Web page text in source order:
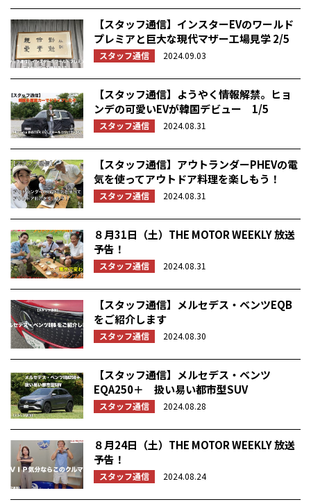
【スタッフ通信】インスターEVのワールド
プレミアと巨大な現代マザー工場見学 2/5
スタッフ通信 2024.09.03
【スタッフ通信】ようやく情報解禁。ヒョ
ンデの可愛いEVが韓国デビュー 1/5
スタッフ通信 2024.08.31
【スタッフ通信】アウトランダーPHEVの電
気を使ってアウトドア料理を楽しもう！
スタッフ通信 2024.08.31
８月31日（土）THE MOTOR WEEKLY 放送
予告！
スタッフ通信 2024.08.31
【スタッフ通信】メルセデス・ベンツEQB
をご紹介します
スタッフ通信 2024.08.30
【スタッフ通信】メルセデス・ベンツ
EQA250＋ 扱い易い都市型SUV
スタッフ通信 2024.08.28
８月24日（土）THE MOTOR WEEKLY 放送
予告！
スタッフ通信 2024.08.24